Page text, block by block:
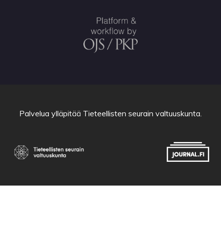
Palvelua ylläpitää Tieteellisten seurain valtuuskunta